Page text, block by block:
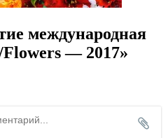
международная
— 2017»